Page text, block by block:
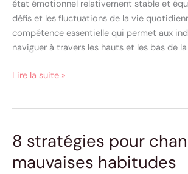
état émotionnel relativement stable et
défis et les fluctuations de la vie
compétence essentielle qui permet aux
naviguer à travers les hauts et les bas de
Lire la suite »
8 stratégies pour
mauvaises habitudes
8
pour